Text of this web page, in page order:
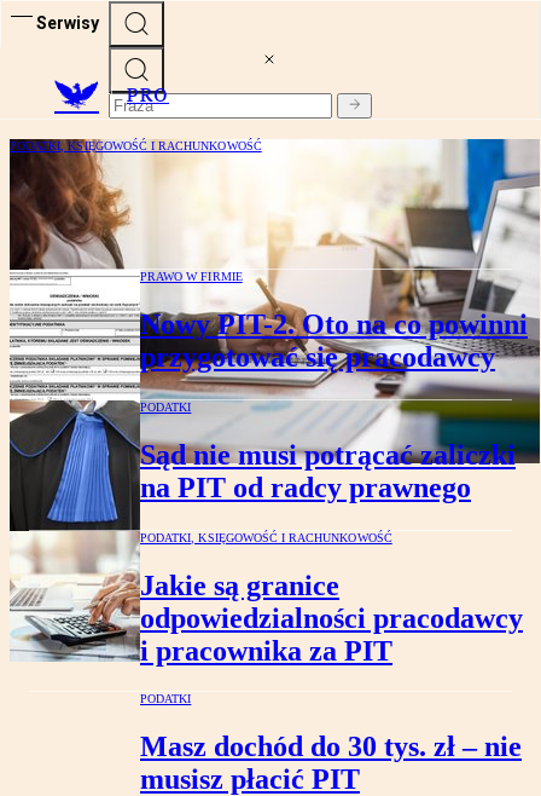
Serwisy
PRO
PODATKI, KSIĘGOWOŚĆ I RACHUNKOWOŚĆ
„Delegacje” wypłacane zleceniobiorcom
bez PIT
PRAWO W FIRMIE
Nowy PIT-2. Oto na co powinni
przygotować się pracodawcy
PODATKI
Sąd nie musi potrącać zaliczki
na PIT od radcy prawnego
PODATKI, KSIĘGOWOŚĆ I RACHUNKOWOŚĆ
Jakie są granice
odpowiedzialności pracodawcy
i pracownika za PIT
PODATKI
Masz dochód do 30 tys. zł – nie
musisz płacić PIT